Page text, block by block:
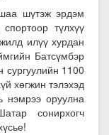
шүтэж эрдэм
түлхүү
илүү хурдан
Батсүмбэр
1100
хөгжин тэлэхэд
нэмрээ оруулна
сонирхогч